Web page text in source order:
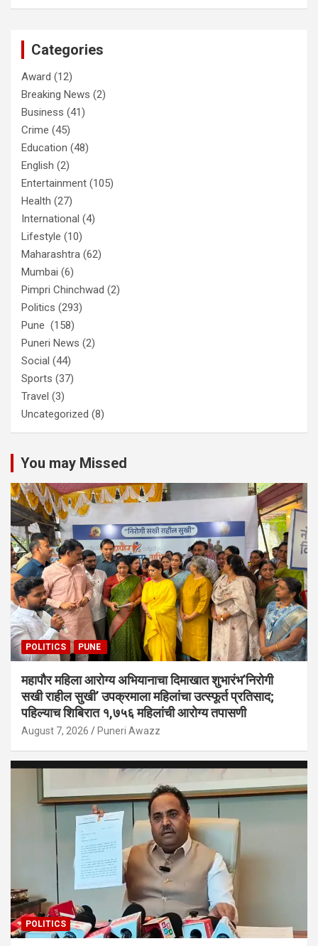
Categories
Award (12)
Breaking News (2)
Business (41)
Crime (45)
Education (48)
English (2)
Entertainment (105)
Health (27)
International (4)
Lifestyle (10)
Maharashtra (62)
Mumbai (6)
Pimpri Chinchwad (2)
Politics (293)
Pune (158)
Puneri News (2)
Social (44)
Sports (37)
Travel (3)
Uncategorized (8)
You may Missed
POLITICS PUNE
महापौर महिला आरोग्य अभियानाचा दिमाखात शुभारंभ’निरोगी
सखी राहील सुखी’ उपक्रमाला महिलांचा उत्स्फूर्त प्रतिसाद;
पहिल्याच शिबिरात १,७५६ महिलांची आरोग्य तपासणी
August 7, 2026 Puneri Awazz
POLITICS